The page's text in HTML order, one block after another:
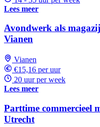
Lees meer
Avondwerk als
Vianen
Vianen
€15,16 per uur
20 uur per week
Lees meer
Parttime commercieel
Utrecht